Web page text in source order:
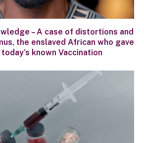
– A case of distortions and
the enslaved African who gave
known Vaccination